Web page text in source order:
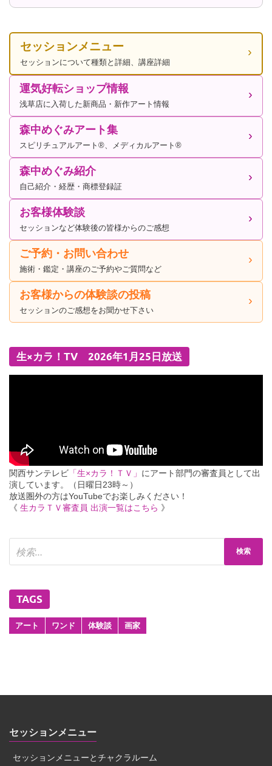
セッションメニュー
セッションについて種類と詳細、講座詳細
運気好転ショップ情報
浅草店に入荷した新商品・新作アート情報
森中めぐみアート集
スピリチュアルアート®、メディカルアート®
森中めぐみ紹介
自己紹介・経歴・商標登録証
お客様体験談
セッションなど体験後の皆様からのご感想
ご予約・お問い合わせ
施術・鑑定・講座のご予約やご質問など
お客様からの体験談の投稿
セッションのご感想をお聞かせ下さい
生×カラ！TV 2026年1月25日放送
関西サンテレビ 「生×カラ！ＴＶ」 にアート部門の審査員として出
演しています。（日曜日23時～）
放送圏外の方はYouTubeでお楽しみください！
《 生カラＴＶ審査員 出演一覧はこちら 》
TAGS
アート ワンド 体験談 画家
セッションメニュー
セッションメニューとチャクラルーム